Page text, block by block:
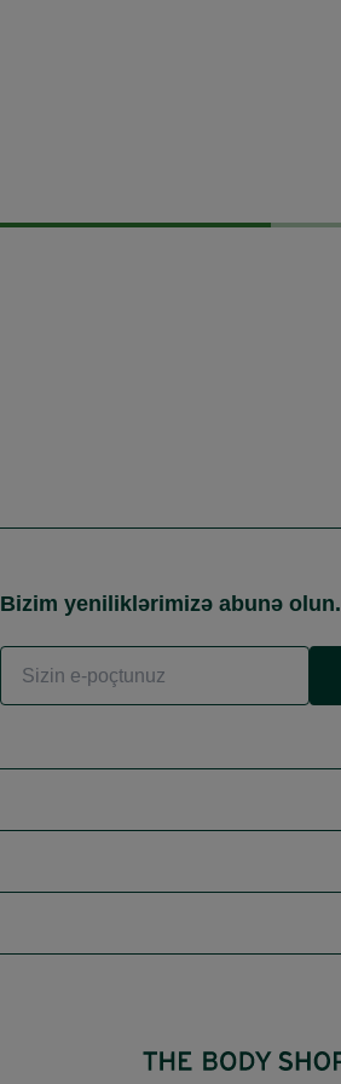
Bizim yeniliklərimizə abunə olun.